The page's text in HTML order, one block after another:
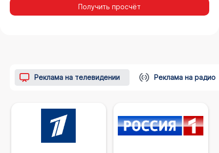
Получить просчёт
Реклама на телевидении Реклама на радио